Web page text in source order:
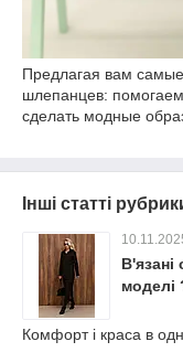
Предлагая вам
шлепанцев:
сделать модные
Інші статті
В'язані
моделі
Комфорт і краса в